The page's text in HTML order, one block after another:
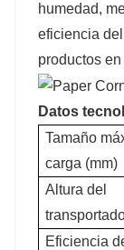
humedad,
eficiencia
productos
Datos
Tamaño
carga (mm)
Altura del
Eficiencia